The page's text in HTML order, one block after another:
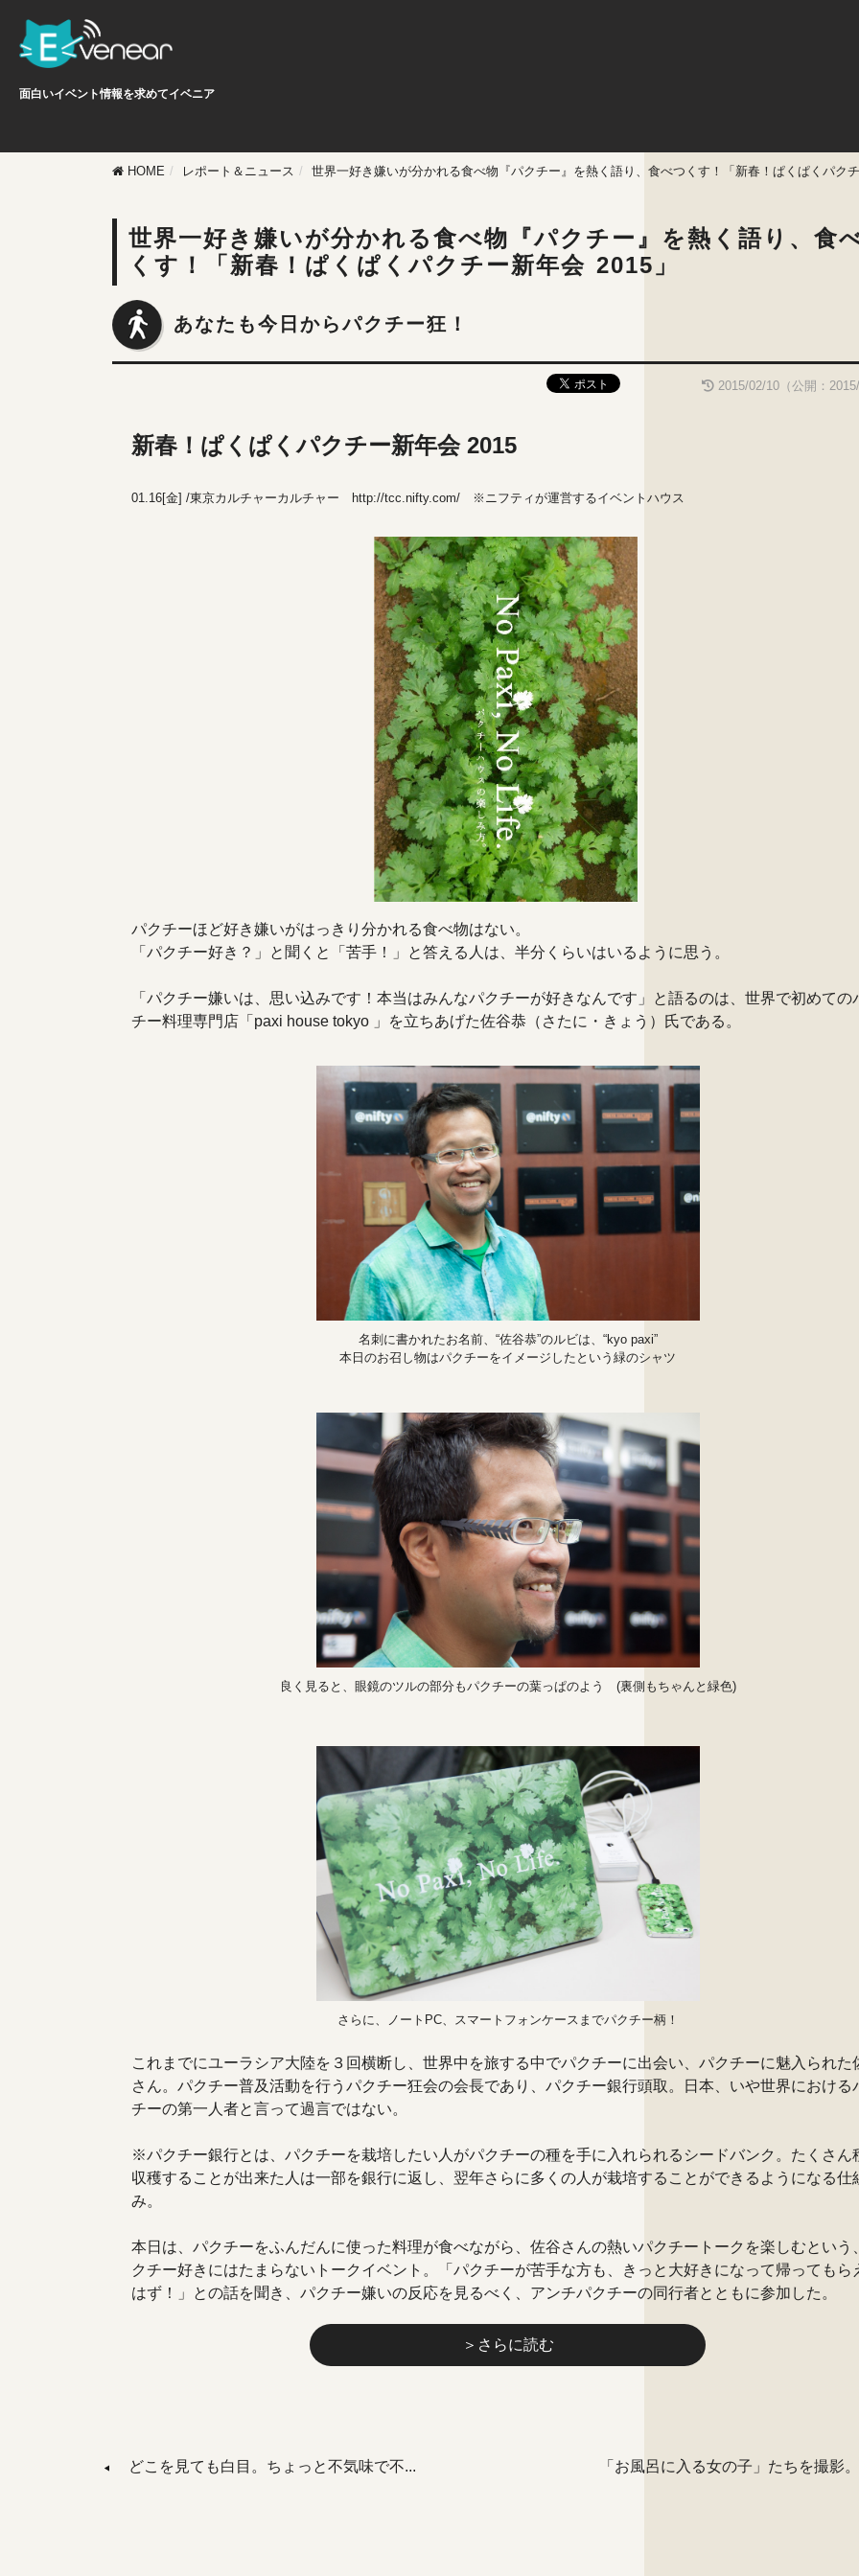
面白いイベント情報を求めてイベニア
HOME レポート＆ニュース 世界一好き嫌いが分かれる食べ物『パクチー』を熱く語り、食べつくす！「新春！ぱくぱくパク
世界一好き嫌いが分かれる食べ物『パクチー』を熱く語り、食
くす！「新春！ぱくぱくパクチー新年会 2015」
あなたも今日からパクチー狂！
2015/02/10（公開：
新春！ぱくぱくパクチー新年会 2015
01.16[金] /東京カルチャーカルチャー http://tcc.nifty.com/ ※ニフティが運営するイベントハウス
パクチーほど好き嫌いがはっきり分かれる食べ物はない。
「パクチー好き？」と聞くと「苦手！」と答える人は、半分くらいはいるように思う。
「パクチー嫌いは、思い込みです！本当はみんなパクチーが好きなんです」と語るのは、世界で初めての
チー料理専門店 「paxi house tokyo 」を立ちあげた佐谷恭（さたに・きょう）氏である。
名刺に書かれたお名前、“佐谷恭”のルビは、“kyo paxi”
本日のお召し物はパクチーをイメージしたという緑のシャツ
良く見ると、眼鏡のツルの部分もパクチーの葉っぱのよう (裏側もちゃんと緑色)
さらに、ノートPC、スマートフォンケースまでパクチー柄！
これまでにユーラシア大陸を３回横断し、世界中を旅する中でパクチーに出会い、パクチーに魅入られた
さん。パクチー普及活動を行うパクチー狂会の会長であり、パクチー銀行頭取。日本、いや世界における
チーの第一人者と言って過言ではない。
※パクチー銀行とは、パクチーを栽培したい人がパクチーの種を手に入れられるシードバンク。たくさん
収穫することが出来た人は一部を銀行に返し、翌年さらに多くの人が栽培することができるようになる仕
み。
本日は、パクチーをふんだんに使った料理が食べながら、佐谷さんの熱いパクチートークを楽しむという
クチー好きにはたまらないトークイベント。「パクチーが苦手な方も、きっと大好きになって帰ってもら
はず！」との話を聞き、パクチー嫌いの反応を見るべく、アンチパクチーの同行者とともに参加した。
＞さらに読む
どこを見ても白目。ちょっと不気味で不... 「お風呂に入る女の子」たちを撮影